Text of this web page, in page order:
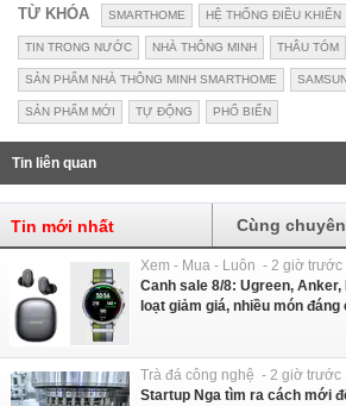
TỪ KHÓA SMARTHOME HỆ THỐNG ĐIỀU KHIỂN
TIN TRONG NƯỚC NHÀ THÔNG MINH THÂU TÓM
SẢN PHẨM NHÀ THÔNG MINH SMARTHOME
SẢN PHẨM MỚI TỰ ĐỘNG PHỔ BIẾN
Tin liên quan
Tin mới nhất Cùng
Xem - Mua - Luôn - 2 giờ trước
Canh sale 8/8: Ugreen,
loạt giảm giá, nhiều món
Trà đá công nghệ - 2 giờ trước
Startup Nga tìm ra cách mới